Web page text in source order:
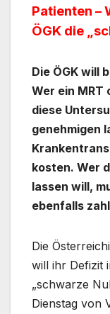
Patienten –
ÖGK die
Die ÖGK will
Wer ein MRT
diese
genehmigen
kosten. Wer
lassen will,
ebenfalls
Die
will ihr Defizit
„schwarze
Dienstag von